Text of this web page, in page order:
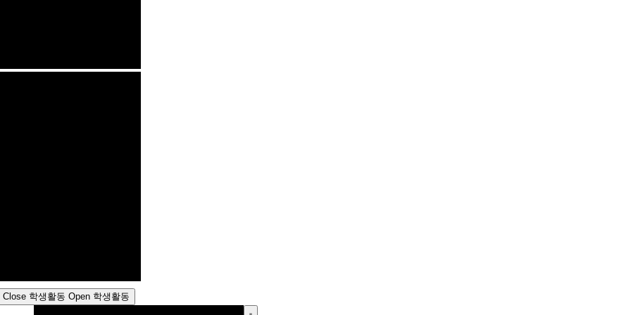
Close 학생활동 Open 학생활동